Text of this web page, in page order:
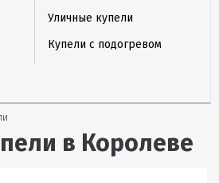
Уличные купели
Купели с подогревом
в Королеве